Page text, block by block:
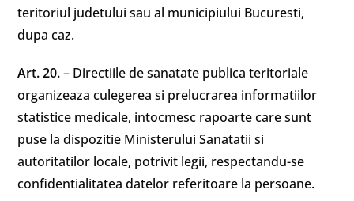
teritoriul judetului sau al municipiului Bucuresti,
dupa caz.
Art. 20.– Directiile de sanatate publica teritoriale
organizeaza culegerea si prelucrarea informatiilor
statistice medicale, intocmesc rapoarte care sunt
puse la dispozitie Ministerului Sanatatii si
autoritatilor locale, potrivit legii, respectandu-se
confidentialitatea datelor referitoare la persoane.